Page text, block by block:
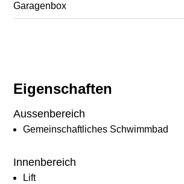
Eigenschaften
Aussenbereich
Gemeinschaftliches Schwimmbad
Innenbereich
Lift
Garagenbox